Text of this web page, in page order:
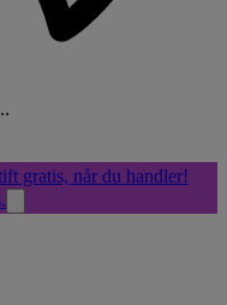
gratis, når du handler!